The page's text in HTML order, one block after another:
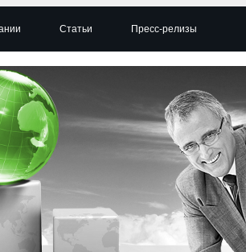
Статьи Пресс-релизы